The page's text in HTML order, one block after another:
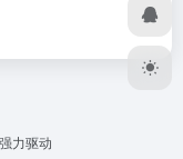
强力驱动